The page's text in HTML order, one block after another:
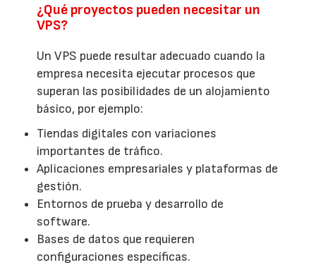
¿Qué proyectos pueden necesitar un
VPS?
Un VPS puede resultar adecuado cuando la
empresa necesita ejecutar procesos que
superan las posibilidades de un alojamiento
básico, por ejemplo:
Tiendas digitales con variaciones
importantes de tráfico.
Aplicaciones empresariales y plataformas de
gestión.
Entornos de prueba y desarrollo de
software.
Bases de datos que requieren
configuraciones específicas.